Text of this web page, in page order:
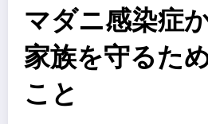
マダニ感染症
家族を守るた
こと